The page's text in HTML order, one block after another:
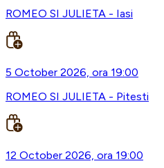
ROMEO SI JULIETA - Iasi
5 October 2026, ora 19:00
ROMEO SI JULIETA - Pitesti
12 October 2026, ora 19:00